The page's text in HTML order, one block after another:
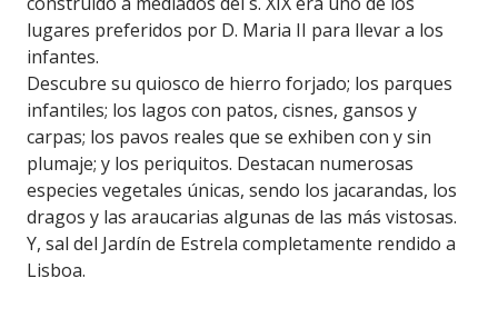
lugares preferidos por D. Maria II para llevar a los
infantes.
Descubre su quiosco de hierro forjado; los parques
infantiles; los lagos con patos, cisnes, gansos y
carpas; los pavos reales que se exhiben con y sin
plumaje; y los periquitos. Destacan numerosas
especies vegetales únicas, sendo los jacarandas, los
dragos y las araucarias algunas de las más vistosas.
Y, sal del Jardín de Estrela completamente rendido a
Lisboa.